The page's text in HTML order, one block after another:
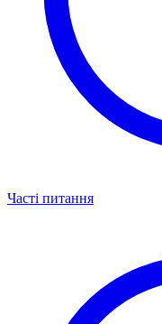
Часті питання